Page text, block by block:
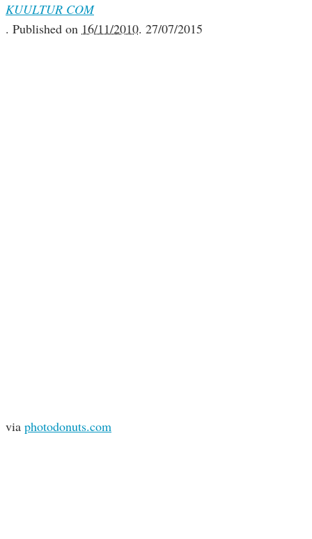
KUULTUR COM
. Published on 16/11/2010. 27/07/2015
via photodonuts.com